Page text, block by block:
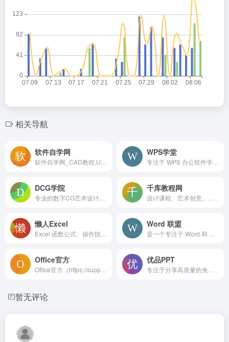
相关导航
软件自学网 WPS学堂
DCG学院 千库教程网
懒人Excel Word 联盟
Office官方 优品PPT
暂无评论